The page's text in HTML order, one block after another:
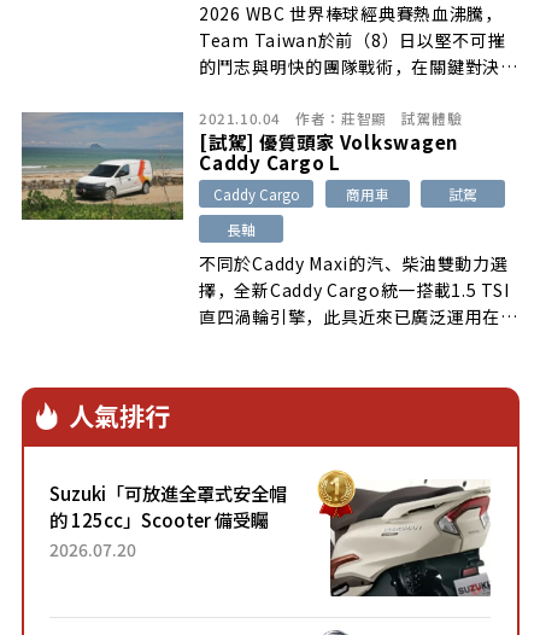
2026 WBC 世界棒球經典賽熱血沸騰，
Team Taiwan於前（8）日以堅不可摧
的鬥志與明快的團隊戰術，在關鍵對決中
應這份屬於全台的喜悅，福斯商旅將以實
質優惠回饋，與所有在人生賽道上努力的
英雄們一同喝采。
2021.10.04 作者： 莊智顯 試駕體驗
[試駕] 優質頭家 Volkswagen
Caddy Cargo L
Caddy Cargo 商用車
試駕
長軸
不同於Caddy Maxi的汽、柴油雙動力選
擇，全新Caddy Cargo統一搭載1.5 TSI
直四渦輪引擎，此具近來已廣泛運用在
114hp/22.4kgm
人氣排行
Suzuki「可放進全罩式安全帽
的 125cc」Scooter 備受矚
目！採用全新流線設計與各項
2026.07.20